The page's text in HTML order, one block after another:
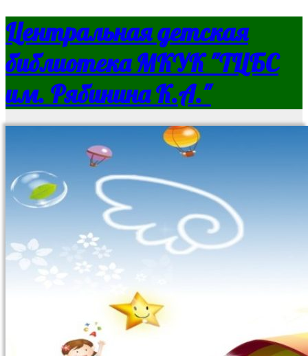
Центральная детская
библиотека МКУК "ТЦБС
им. Рябинина К.А."